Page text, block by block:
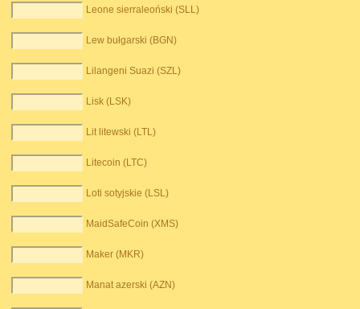
Leone sierraleoński (SLL)
Lew bułgarski (BGN)
Lilangeni Suazi (SZL)
Lisk (LSK)
Lit litewski (LTL)
Litecoin (LTC)
Loti sotyjskie (LSL)
MaidSafeCoin (XMS)
Maker (MKR)
Manat azerski (AZN)